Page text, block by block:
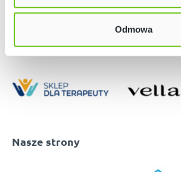
Odmowa
Nasze strony